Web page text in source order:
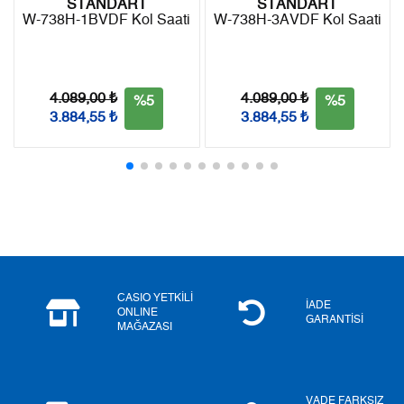
Tek Çekim 8.995,55 ₺
1.671,41 ₺
1.463,14 ₺ 10.241,98 ₺
STANDART
W-738H-1BVDF Kol Saati
4.089,00 ₺
3.884,55 ₺
%5
STANDART
W-738H-3AVDF Kol Saati
4.089,00 ₺
3.884,55 ₺
%5
CASIO YETKİLİ
ONLINE
MAĞAZASI
İADE
GARANTİSİ
VADE FARKSIZ